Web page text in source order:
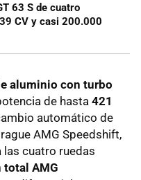
63 S de cuatro
CV y casi 200.000
aluminio con turbo
de hasta 421
automático de
AMG Speedshift,
cuatro ruedas
AMG